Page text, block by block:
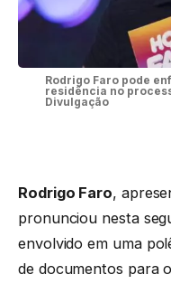
Rodrigo Faro pode
residência no
Divulgação
Rodrigo Faro,
pronunciou nesta
envolvido em uma
de documentos para